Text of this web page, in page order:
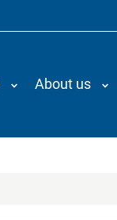
About us